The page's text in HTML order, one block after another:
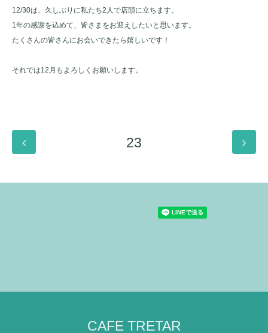
12/30は、久しぶりに私たち2人で店頭に立ちます。
1年の感謝を込めて、皆さまをお迎えしたいと思います。
たくさんの皆さんにお会いできたら嬉しいです！
それでは12月もよろしくお願いします。
23
CAFE TRETAR